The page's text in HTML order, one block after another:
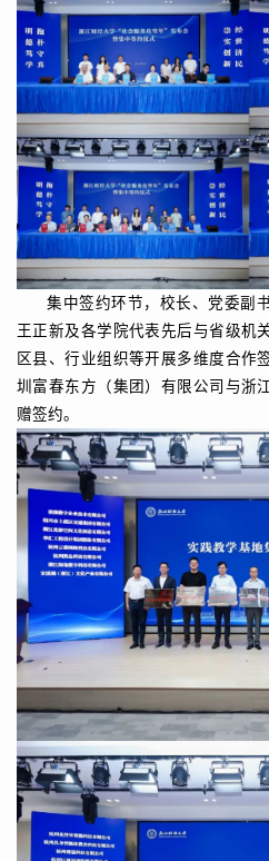
集中签约环节，校长、党委副
王正新及各学院代表先后与省级机
区县、行业组织等开展多维度合作
圳富春东方（集团）有限公司与浙
赠签约。